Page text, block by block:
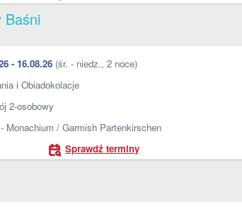
Baśni
- 16.08.26 (śr. - niedz., 2 noce)
i Obiadokolacje
2-osobowy
Monachium / Garmish Partenkirschen
Sprawdź terminy